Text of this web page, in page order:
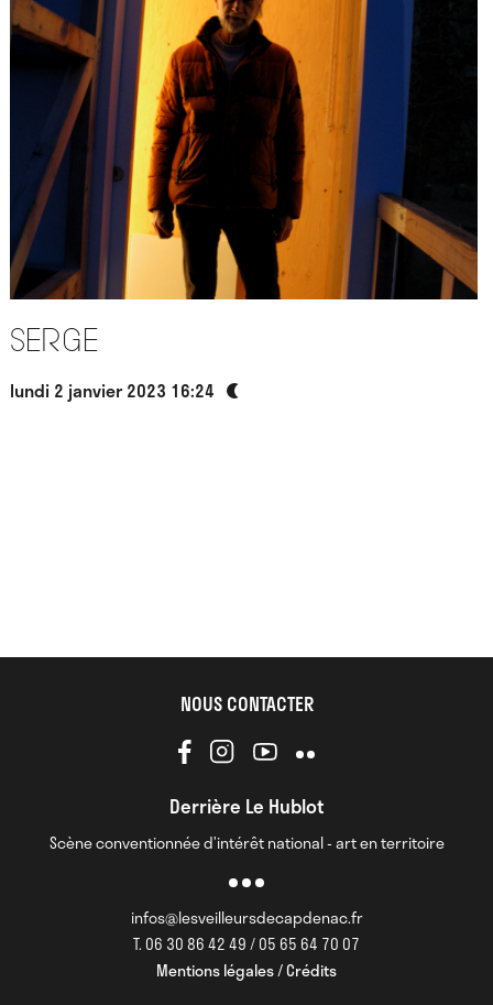
Serge
lundi 2 janvier 2023 16:24
NOUS CONTACTER
Derrière Le Hublot
Scène conventionnée d’intérêt national - art en territoire
infos@lesveilleursdecapdenac.fr
T. 06 30 86 42 49 / 05 65 64 70 07
Mentions légales / Crédits